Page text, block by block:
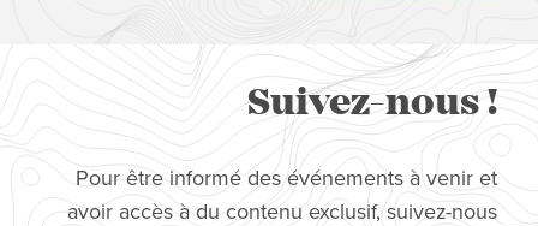
Suivez-nous !
Pour être informé des événements à venir et
avoir accès à du contenu exclusif, suivez-nous